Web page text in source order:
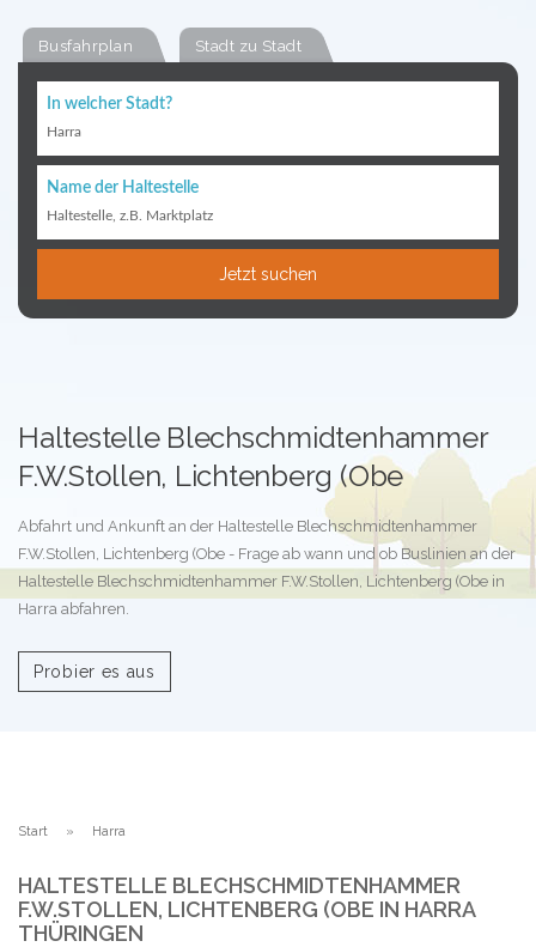
Busfahrplan Stadt zu Stadt
In welcher Stadt?
Harra
Name der Haltestelle
Haltestelle, z.B. Marktplatz
Jetzt suchen
Haltestelle Blechschmidtenhammer
F.W.Stollen, Lichtenberg (Obe
Abfahrt und Ankunft an der Haltestelle Blechschmidtenhammer
F.W.Stollen, Lichtenberg (Obe - Frage ab wann und ob Buslinien an der
Haltestelle Blechschmidtenhammer F.W.Stollen, Lichtenberg (Obe in
Harra abfahren.
Probier es aus
Start Harra
HALTESTELLE BLECHSCHMIDTENHAMMER
F.W.STOLLEN, LICHTENBERG (OBE IN HARRA
THÜRINGEN